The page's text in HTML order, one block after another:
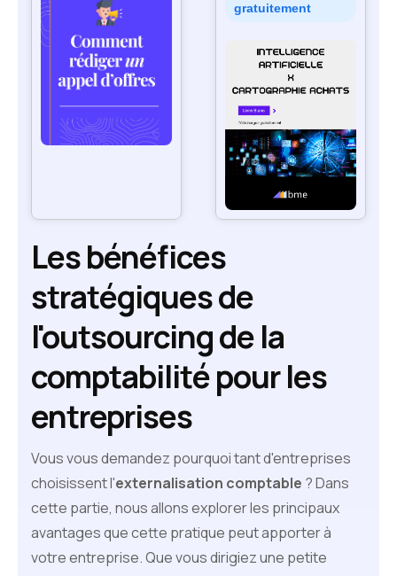
gratuitement
Les bénéfices
stratégiques de
l'outsourcing de la
comptabilité pour les
entreprises
Vous vous demandez pourquoi tant d'entreprises
choisissent l'externalisation comptable ? Dans
cette partie, nous allons explorer les principaux
avantages que cette pratique peut apporter à
votre entreprise. Que vous dirigiez une petite